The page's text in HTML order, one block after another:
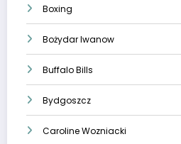
Boxing
Bożydar Iwanow
Buffalo Bills
Bydgoszcz
Caroline Wozniacki